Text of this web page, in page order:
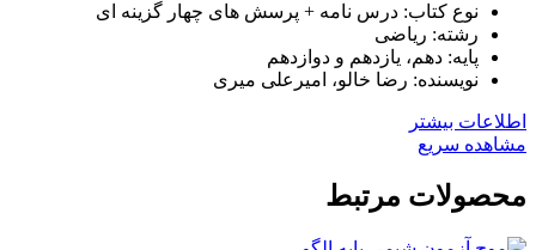
نوع کتاب: درس نامه + پرسش های چهار گزینه ای
رشته: ریاضی
پایه: دهم، یازدهم و دوازدهم
نویسنده: رضا خالو، امیرعلی میری
اطلاعات بیشتر
مشاهده سریع
محصولات مرتبط